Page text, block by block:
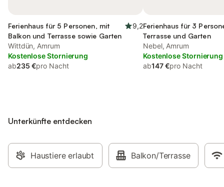
Ferienhaus für 5 Personen, mit
Balkon und Terrasse sowie Garten
9,2
Wittdün, Amrum
Kostenlose Stornierung
ab235 €pro Nacht
Ferienhaus für 3
Terrasse und Garten
Nebel, Amrum
Kostenlose Stornierung
ab147 €pro Nacht
Unterkünfte entdecken
Haustiere erlaubt Balkon/Terrasse